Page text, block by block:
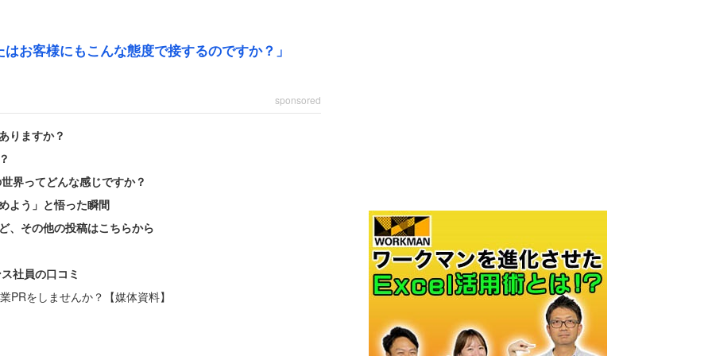
も印象は良かったです」とも語る。問題は、60代
由について、「中途採用の50代を雇うのが初めて
と説明したという。中途採用でグレーヘアだと何
納得がいかず、
ップがそんな考えなら絶対老害の会社。合格した
お客様にもこんな態度で接するのですか？」
sponsored
りますか？
界ってどんな感じですか？
よう」と悟った瞬間
その他の投稿はこちらから
社員の口コミ
PRをしませんか？【媒体資料】